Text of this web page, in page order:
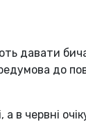
давати
до
в червні